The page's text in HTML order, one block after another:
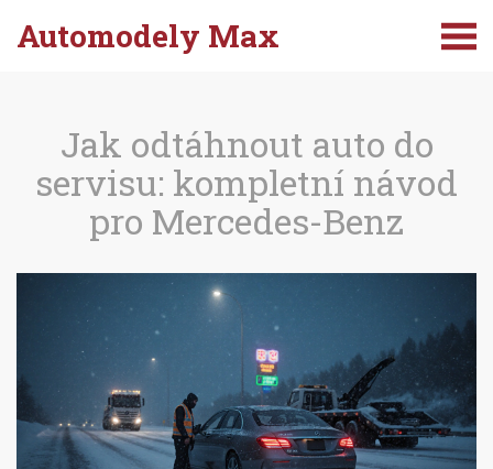
Automodely Max
Jak odtáhnout auto do
servisu: kompletní návod
pro Mercedes-Benz